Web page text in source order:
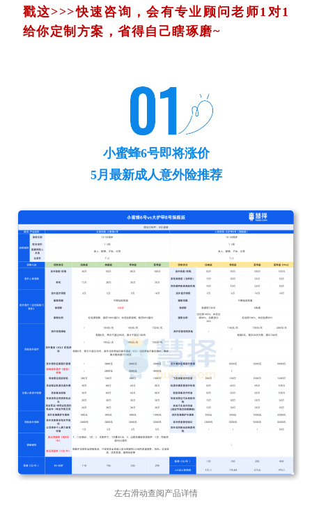
戳这>>>快速咨询，会有专业顾问老师1对1
给你定制方案，省得自己瞎琢磨~
小蜜蜂6号即将涨价
5月最新成人意外险推荐
左右滑动查阅产品详情